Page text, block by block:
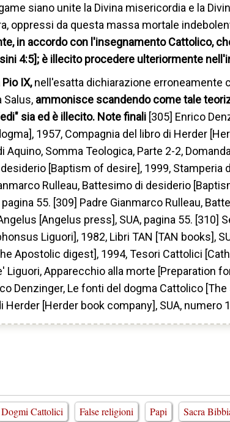
siano unite la Divina misericordia e la
oppressi da questa massa mortale
in accordo con l'insegnamento Cattolico,
4:5]; è illecito procedere ulteriormente
Pio IX,nell'esatta dichiarazione erroneamente
Salus, ammonisce scandendo come tale
sia ed è illecito. Note finali [305] Enrico
1957, Compagnia del libro di Herder
Aquino, Somma Teologica, Parte 2-2,
[Baptism of desire], 1999, Stamperia
Rulleau, Battesimo di desiderio
pagina 55. [309] Padre Gianmarco Rulleau,
[Angelus press], SUA, pagina 55. [310]
Liguori], 1982, Libri TAN [TAN books],
Apostolic digest], 1994, Tesori Cattolici
Liguori, Apparecchio alla morte [Preparation
Denzinger, Le fonti del dogma Cattolico
Herder [Herder book company], SUA, numero
Dogmi Cattolici False religioni Papi Sacra